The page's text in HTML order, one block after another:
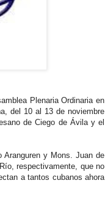
Plenaria Ordinaria en
del 10 al 13 de noviembre
de Ciego de Ávila y el
y Mons. Juan de
respectivamente, que no
a tantos cubanos ahora